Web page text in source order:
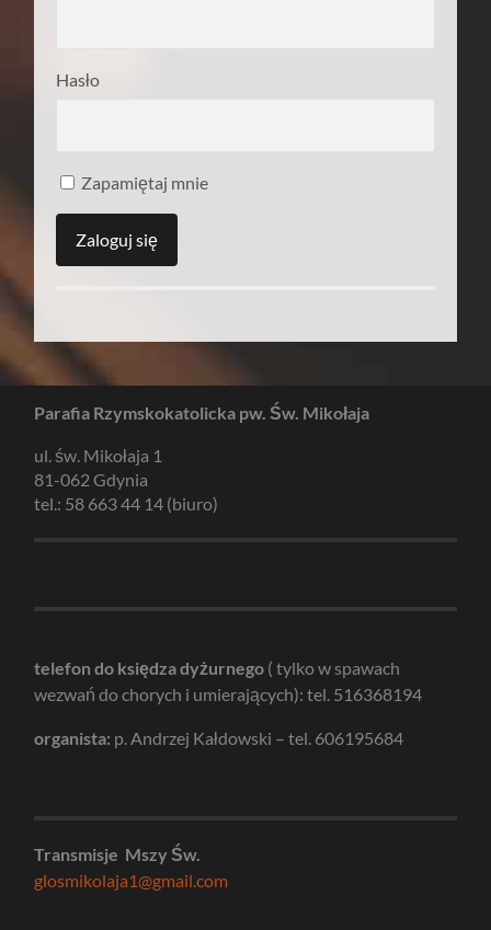
Hasło
Zapamiętaj mnie
Parafia Rzymskokatolicka pw. Św. Mikołaja
ul. św. Mikołaja 1
81-062 Gdynia
tel.: 58 663 44 14 (biuro)
telefon do księdza dyżurnego ( tylko w spawach
wezwań do chorych i umierających): tel. 516368194
organista: p. Andrzej Kałdowski – tel. 606195684
Transmisje Mszy Św.
glosmikolaja1@gmail.com